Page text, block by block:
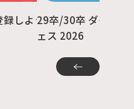
録しよう！29卒/30卒 ダイハツ
ェス 2026